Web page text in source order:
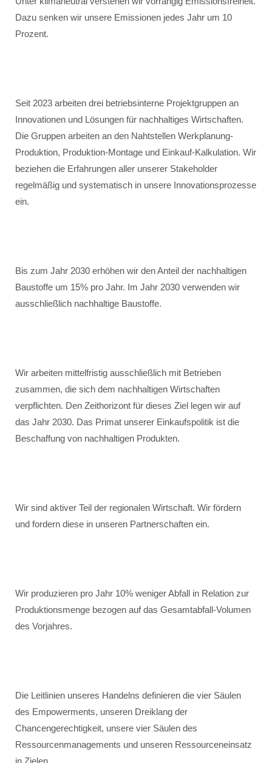
Dazu senken wir unsere Emissionen jedes Jahr um 10
Prozent.
Seit 2023 arbeiten drei betriebsinterne Projektgruppen an
Innovationen und Lösungen für nachhaltiges Wirtschaften.
Die Gruppen arbeiten an den Nahtstellen Werkplanung-
Produktion, Produktion-Montage und Einkauf-Kalkulation. Wir
beziehen die Erfahrungen aller unserer Stakeholder
regelmäßig und systematisch in unsere Innovationsprozesse
ein.
Bis zum Jahr 2030 erhöhen wir den Anteil der nachhaltigen
Baustoffe um 15% pro Jahr. Im Jahr 2030 verwenden wir
ausschließlich nachhaltige Baustoffe.
Wir arbeiten mittelfristig ausschließlich mit Betrieben
zusammen, die sich dem nachhaltigen Wirtschaften
verpflichten. Den Zeithorizont für dieses Ziel legen wir auf
das Jahr 2030. Das Primat unserer Einkaufspolitik ist die
Beschaffung von nachhaltigen Produkten.
Wir sind aktiver Teil der regionalen Wirtschaft. Wir fördern
und fordern diese in unseren Partnerschaften ein.
Wir produzieren pro Jahr 10% weniger Abfall in Relation zur
Produktionsmenge bezogen auf das Gesamtabfall-Volumen
des Vorjahres.
Die Leitlinien unseres Handelns definieren die vier Säulen
des Empowerments, unseren Dreiklang der
Chancengerechtigkeit, unsere vier Säulen des
Ressourcenmanagements und unseren Ressourceneinsatz
in Zielen.